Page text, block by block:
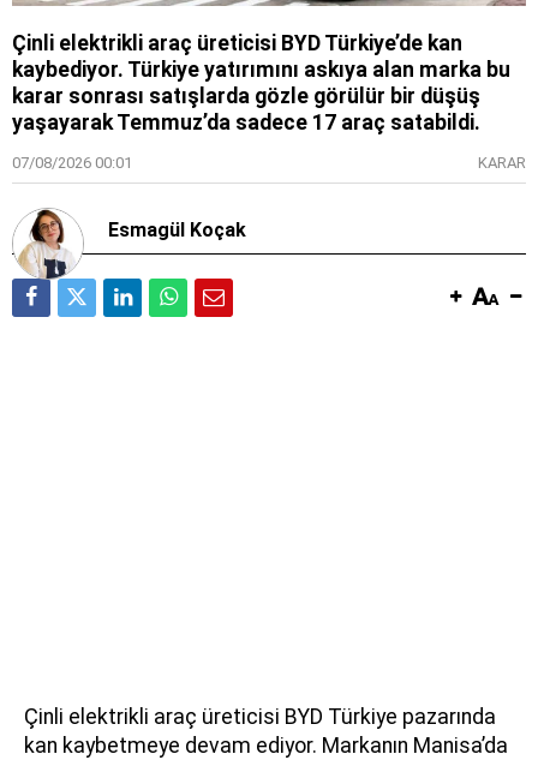
Çinli elektrikli araç üreticisi BYD Türkiye’de kan
kaybediyor. Türkiye yatırımını askıya alan marka bu
karar sonrası satışlarda gözle görülür bir düşüş
yaşayarak Temmuz’da sadece 17 araç satabildi.
07/08/2026 00:01 KARAR
Esmagül Koçak
Çinli elektrikli araç üreticisi BYD Türkiye pazarında
kan kaybetmeye devam ediyor. Markanın Manisa’da